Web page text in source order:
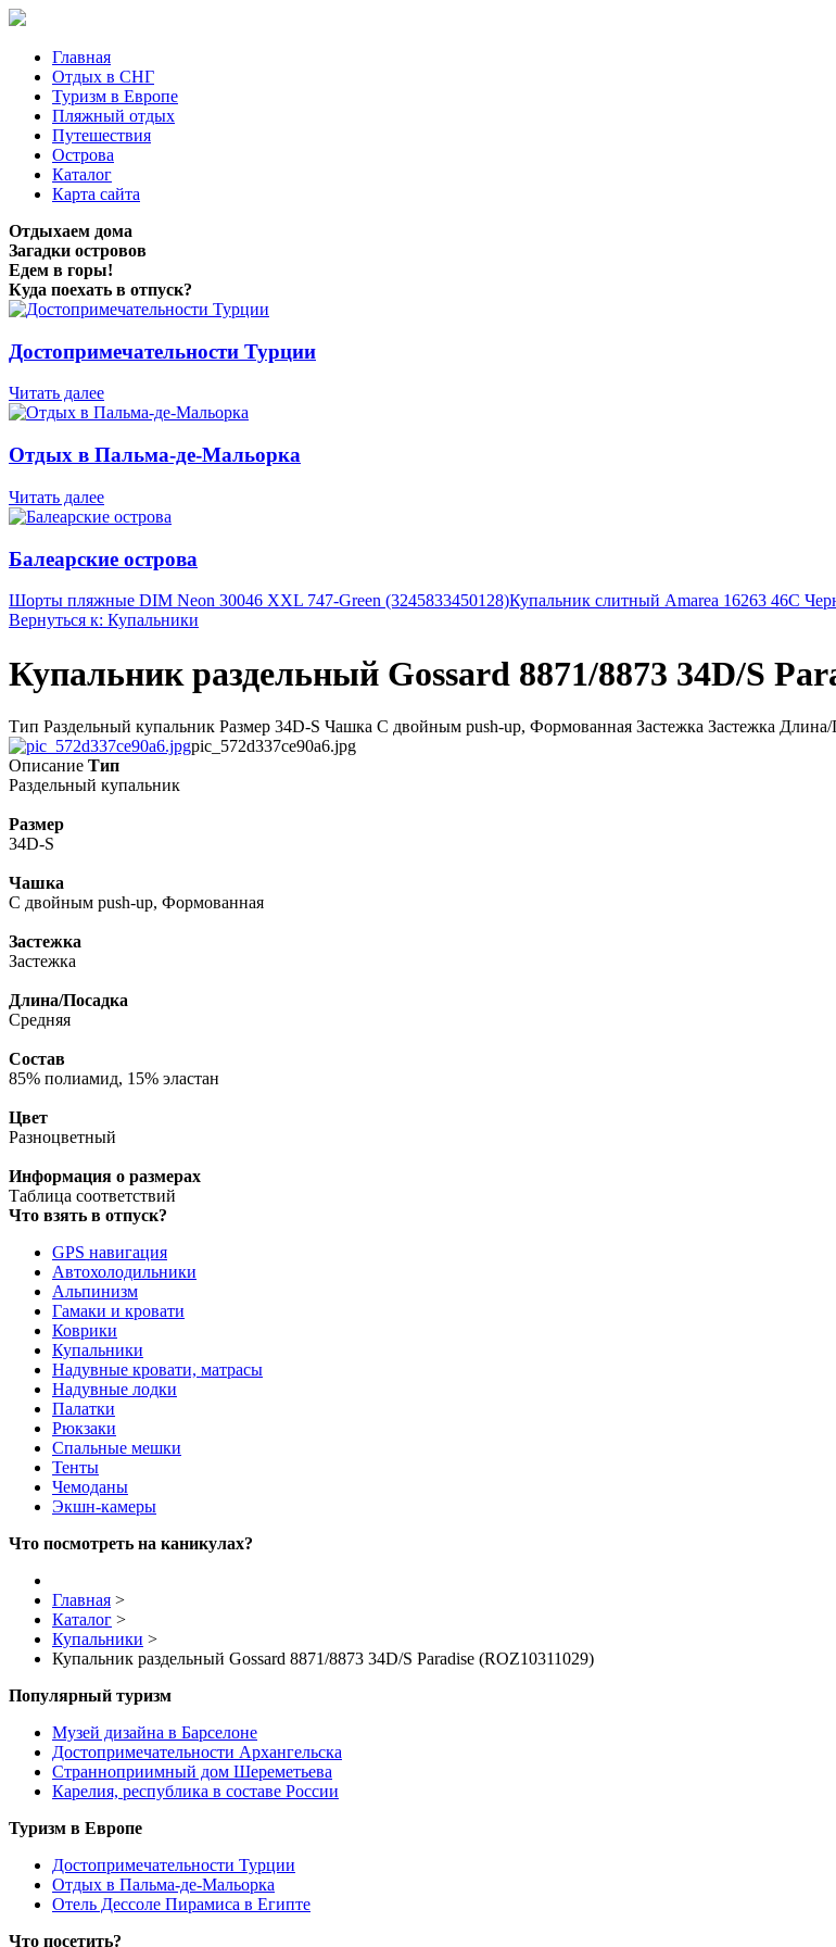
Главная
Отдых в СНГ
Туризм в Европе
Пляжный отдых
Путешествия
Острова
Каталог
Карта сайта
Отдыхаем дома
Загадки островов
Едем в горы!
Куда поехать в отпуск?
Достопримечательности Турции
Читать далее
Отдых в Пальма-де-Мальорка
Читать далее
Балеарские острова
Шорты пляжные DIM Neon 30046 XXL 747-Green (3245833450128)Купальник слитный Amarea 16263 46C
Вернуться к: Купальники
Купальник раздельный Gossard 8871/8873 34D/S
Тип Раздельный купальник Размер 34D-S Чашка С двойным push-up, Формованная Застежка Застежка
pic_572d337ce90a6.jpg
Описание Тип
Раздельный купальник
Размер
34D-S
Чашка
С двойным push-up, Формованная
Застежка
Застежка
Длина/Посадка
Средняя
Состав
85% полиамид, 15% эластан
Цвет
Разноцветный
Информация о размерах
Таблица соответствий
Что взять в отпуск?
GPS навигация
Автохолодильники
Альпинизм
Гамаки и кровати
Коврики
Купальники
Надувные кровати, матрасы
Надувные лодки
Палатки
Рюкзаки
Спальные мешки
Тенты
Чемоданы
Экшн-камеры
Что посмотреть на каникулах?
Главная >
Каталог >
Купальники >
Купальник раздельный Gossard 8871/8873 34D/S Paradise (ROZ10311029)
Популярный туризм
Музей дизайна в Барселоне
Достопримечательности Архангельска
Странноприимный дом Шереметьева
Карелия, республика в составе России
Туризм в Европе
Достопримечательности Турции
Отдых в Пальма-де-Мальорка
Отель Дессоле Пирамиса в Египте
Что посетить?